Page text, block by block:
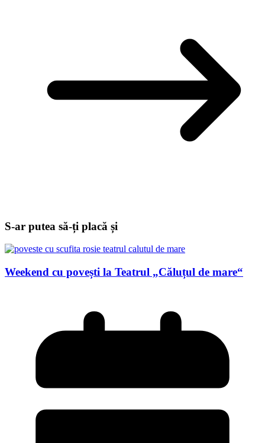
S-ar putea să-ți placă și
Weekend cu povești la Teatrul „Căluțul de mare“